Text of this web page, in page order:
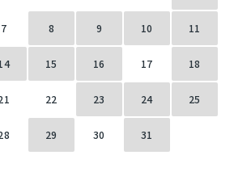
7 8 9 10 11
15 16 17 18
22 23 24 25
29 30 31